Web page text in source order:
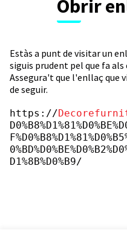
Obrir
Estàs a punt de visitar un
siguis prudent pel que fa
Assegura't que l'enllaç que
de seguir.
https://
D1%8B%D0%B9/